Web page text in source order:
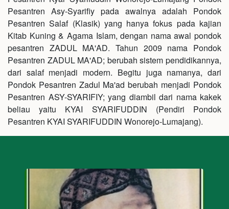
Pesantren Asy-Syarifiy pada awalnya adalah Pondok
Pesantren Salaf (Klasik) yang hanya fokus pada kajian
Kitab Kuning & Agama Islam, dengan nama awal pondok
pesantren ZADUL MA'AD. Tahun 2009 nama Pondok
Pesantren ZADUL MA'AD; berubah sistem pendidikannya,
dari salaf menjadi modern. Begitu juga namanya, dari
Pondok Pesantren Zadul Ma'ad berubah menjadi Pondok
Pesantren ASY-SYARIFIY; yang diambil dari nama kakek
beliau yaitu KYAI SYARIFUDDIN (Pendiri Pondok
Pesantren KYAI SYARIFUDDIN Wonorejo-Lumajang).